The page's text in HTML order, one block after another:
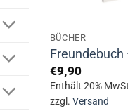
BÜCHER
Freundebuch
€9,90
Enthält 20%
zzgl. Versand